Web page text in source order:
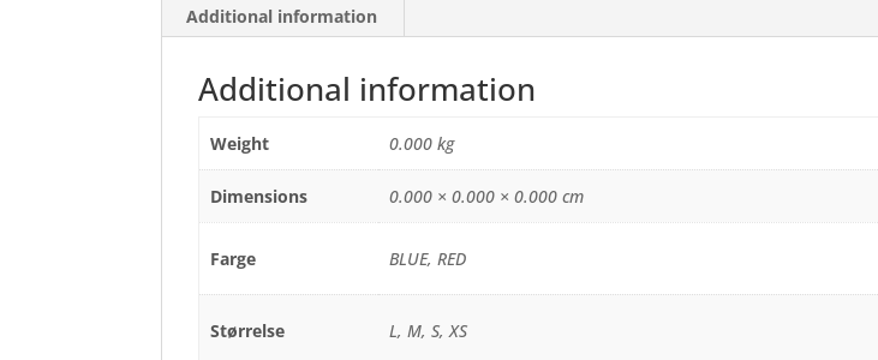
Additional information
Additional information
Weight 0.000 kg
Dimensions 0.000 × 0.000 × 0.000 cm
Farge BLUE, RED
Størrelse L, M, S, XS